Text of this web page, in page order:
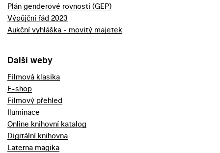
Plán genderové rovnosti (GEP)
Výpůjční řád 2023
Aukční vyhláška - movitý majetek
Další weby
Filmová klasika
E-shop
Filmový přehled
Iluminace
Online knihovní katalog
Digitální knihovna
Laterna magika